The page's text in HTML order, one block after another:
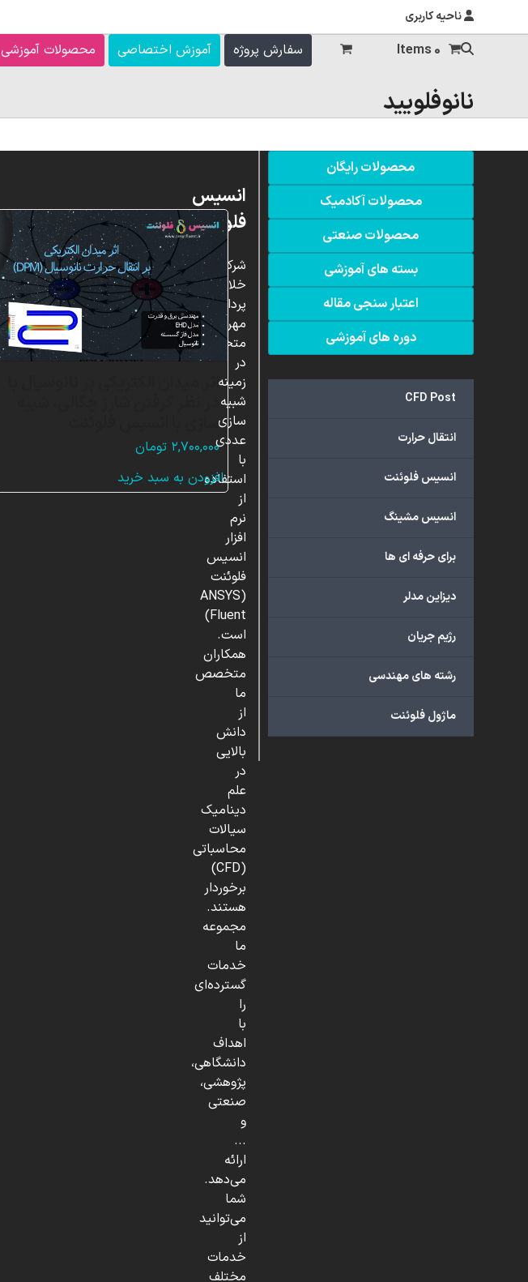
ناحیه کاربری
محصولات آموزشی آموزش اختصاصی سفارش پروژه 0 Items
نانوفلویید
اثر میدان الکتریکی بر نانوسیال با
سازی با انسیس فلوئنت
۲,۷۰۰,۰۰۰ تومان
افزودن به سبد خرید
محصولات رایگان
محصولات آکادمیک
محصولات صنعتی
بسته های آموزشی
اعتبار سنجی مقاله
دوره های آموزشی
CFD Post
انتقال حرارت
انسیس فلوئنت
انسیس مشینگ
برای حرفه ای ها
دیزاین مدلر
رژیم جریان
رشته های مهندسی
ماژول فلوئنت
انسیس
فلوئنت
شرکت
خلاق
پردازشگران
مهر،
متخصص
در
زمینه
شبیه
سازی
عددی
با
استفاده
از
نرم
افزار
انسیس
فلوئنت
(ANSYS
Fluent)
است.
همکاران
متخصص
ما
از
دانش
بالایی
در
علم
دینامیک
سیالات
محاسباتی
(CFD)
برخوردار
هستند.
مجموعه
ما
خدمات
گسترده‌ای
را
با
اهداف
دانشگاهی،
پژوهشی،
صنعتی
و
...
ارائه
می‌دهد.
شما
می‌توانید
از
خدمات
مختلف